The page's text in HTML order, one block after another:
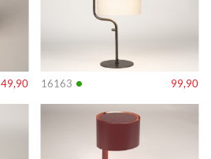
49,90 16163 • 99,90
Info